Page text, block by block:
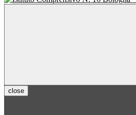
close